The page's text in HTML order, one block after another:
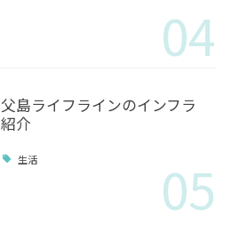
04
父島ライフラインのインフラ
紹介
生活 05